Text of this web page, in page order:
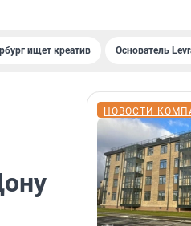
ищет креатив Основатель
НОВОСТИ